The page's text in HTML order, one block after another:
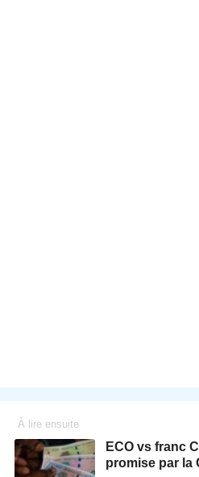
À lire ensuite
ECO vs franc
promise par la